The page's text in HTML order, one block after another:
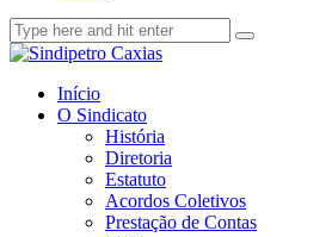
Início
O Sindicato
História
Diretoria
Estatuto
Acordos Coletivos
Prestação de Contas